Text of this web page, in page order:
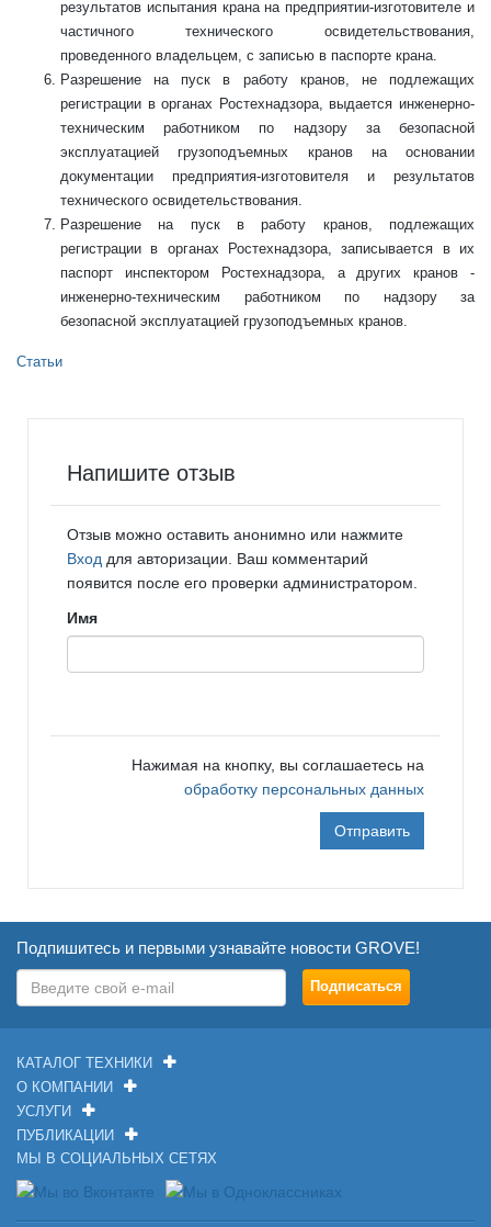
результатов испытания крана на предприятии-изготовителе и
частичного технического освидетельствования,
проведенного владельцем, с записью в паспорте крана.
Разрешение на пуск в работу кранов, не подлежащих
регистрации в органах Ростехнадзора, выдается инженерно-
техническим работником по надзору за безопасной
эксплуатацией грузоподъемных кранов на основании
документации предприятия-изготовителя и результатов
технического освидетельствования.
Разрешение на пуск в работу кранов, подлежащих
регистрации в органах Ростехнадзора, записывается в их
паспорт инспектором Ростехнадзора, а других кранов -
инженерно-техническим работником по надзору за
безопасной эксплуатацией грузоподъемных кранов.
Статьи
Напишите отзыв
Отзыв можно оставить анонимно или нажмите
Вход для авторизации. Ваш комментарий
появится после его проверки администратором.
Имя
Нажимая на кнопку, вы соглашаетесь на
обработку персональных данных
Отправить
Подпишитесь и первыми узнавайте новости GROVE!
КАТАЛОГ ТЕХНИКИ
О КОМПАНИИ
УСЛУГИ
ПУБЛИКАЦИИ
МЫ В СОЦИАЛЬНЫХ СЕТЯХ